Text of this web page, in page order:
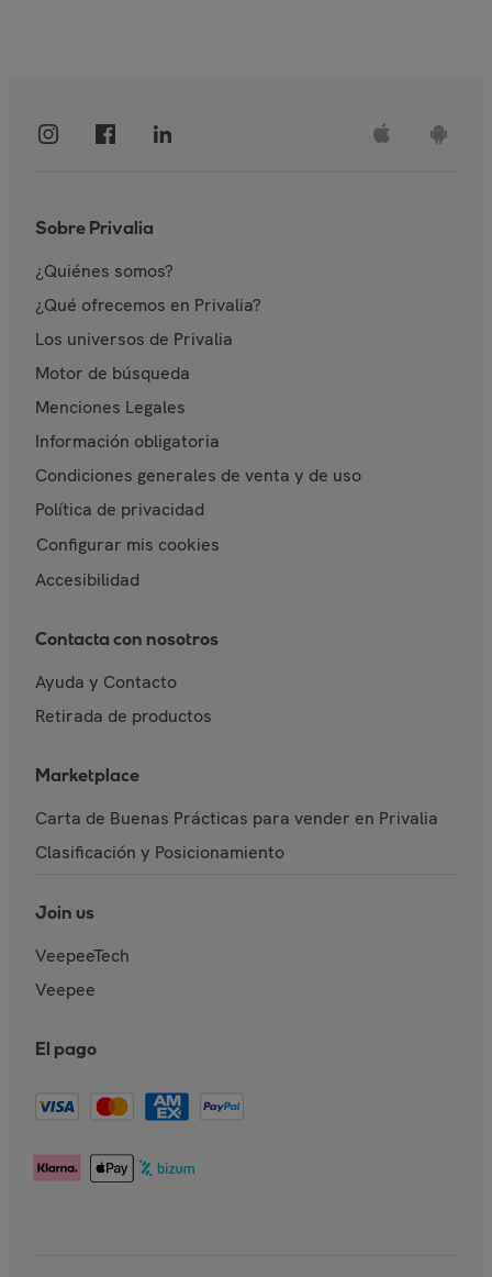
Sobre Privalia
¿Quiénes somos?
¿Qué ofrecemos en Privalia?
Los universos de Privalia
Motor de búsqueda
Menciones Legales
Información obligatoria
Condiciones generales de venta y de uso
Política de privacidad
Configurar mis cookies
Accesibilidad
Contacta con nosotros
Ayuda y Contacto
Retirada de productos
Marketplace
Carta de Buenas Prácticas para vender en Privalia
Clasificación y Posicionamiento
Join us
VeepeeTech
Veepee
El pago